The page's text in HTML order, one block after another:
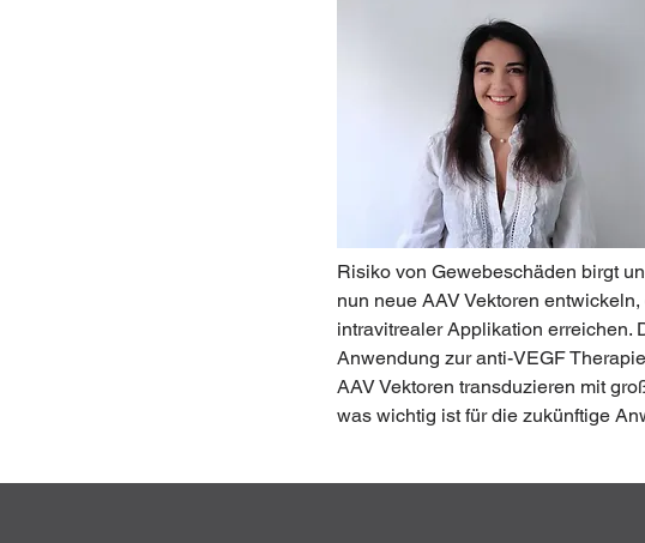
Risiko von Gewebeschäden birgt
nun neue AAV Vektoren
intravitrealer Applikation erreichen.
Anwendung zur anti-VEGF
AAV Vektoren transduzieren mit
was wichtig ist für die zukünftige